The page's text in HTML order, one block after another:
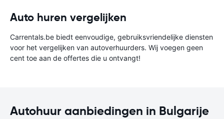
Auto huren vergelijken
Carrentals.be biedt eenvoudige, gebruiksvriendelijke diensten
voor het vergelijken van autoverhuurders. Wij voegen geen
cent toe aan de offertes die u ontvangt!
Autohuur aanbiedingen in Bulgarije